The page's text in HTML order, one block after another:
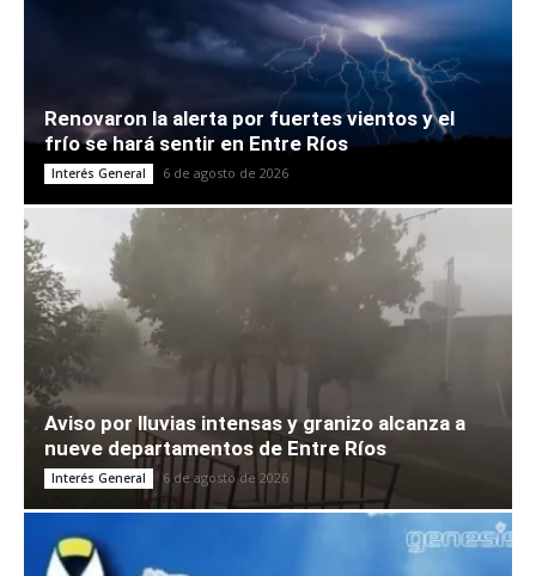
Renovaron la alerta por fuertes vientos y el
frío se hará sentir en Entre Ríos
Interés General 6 de agosto de 2026
Aviso por lluvias intensas y granizo alcanza a
nueve departamentos de Entre Ríos
Interés General 6 de agosto de 2026